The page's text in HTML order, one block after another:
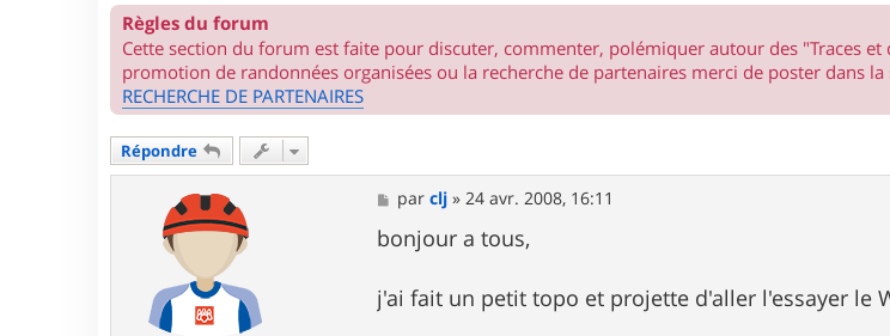
Règles du forum
Cette section du forum est faite pour discuter, commenter, polémiquer autour des "Traces
promotion de randonnées organisées ou la recherche de partenaires merci de poster dans
RECHERCHE DE PARTENAIRES
Répondre
M
e
s
s
g
e
parclj »24 avr. 2008, 16:11
bonjour a tous,
j'ai fait un petit topo et projette d'aller l'essayer le